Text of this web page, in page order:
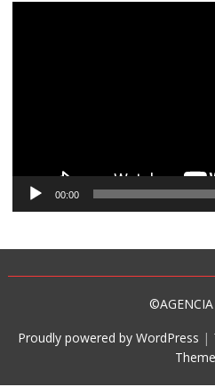
00:00
©AGENCIA
Proudly powered by WordPress |